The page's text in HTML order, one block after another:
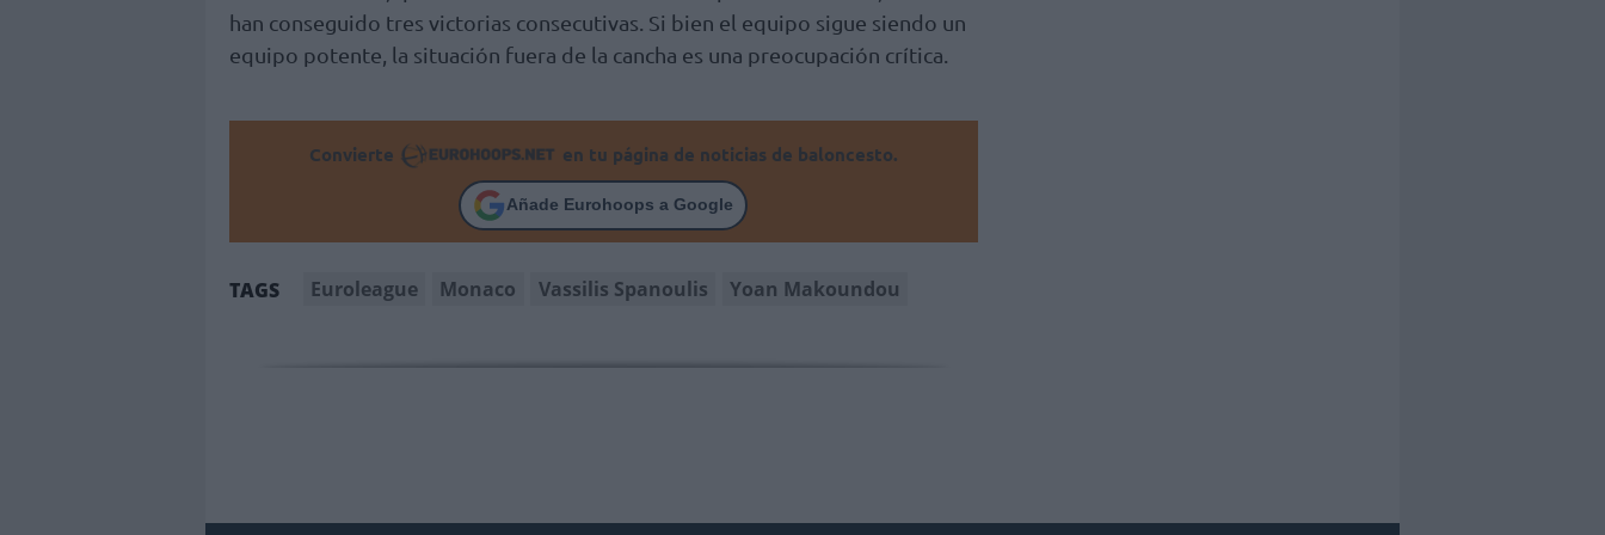
han conseguido tres victorias consecutivas. Si bien el equipo sigue siendo un
equipo potente, la situación fuera de la cancha es una preocupación crítica.
Convierte en tu página de noticias de baloncesto.
Añade Eurohoops a Google
TAGS Euroleague Monaco Vassilis Spanoulis Yoan Makoundou